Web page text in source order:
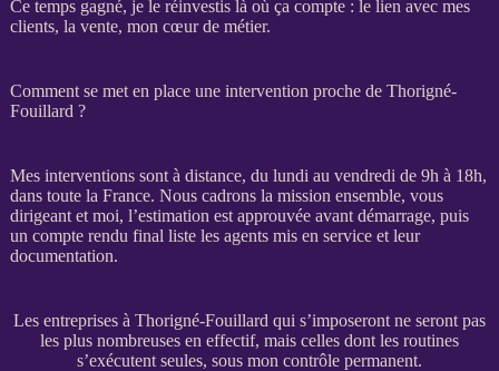
Ce temps gagné, je le réinvestis là où ça compte : le lien avec mes
clients, la vente, mon cœur de métier.
Comment se met en place une intervention proche de Thorigné-
Fouillard ?
Mes interventions sont à distance, du lundi au vendredi de 9h à 18h,
dans toute la France. Nous cadrons la mission ensemble, vous
dirigeant et moi, l’estimation est approuvée avant démarrage, puis
un compte rendu final liste les agentsmis en service et leur
documentation.
Les entreprises à Thorigné-Fouillard qui s’imposeront ne seront pas
les plus nombreuses en effectif, mais celles dont les routines
s’exécutent seules, sous mon contrôle permanent.